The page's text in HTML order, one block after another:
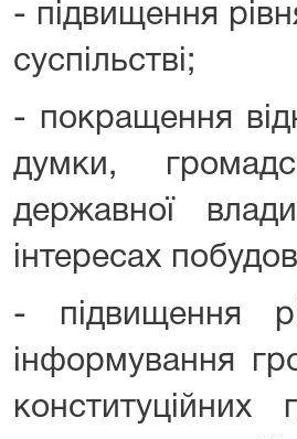
- підвищення
суспільстві;
- покращення
думки,
державної
інтересах
- підвищення
інформування
конституційних